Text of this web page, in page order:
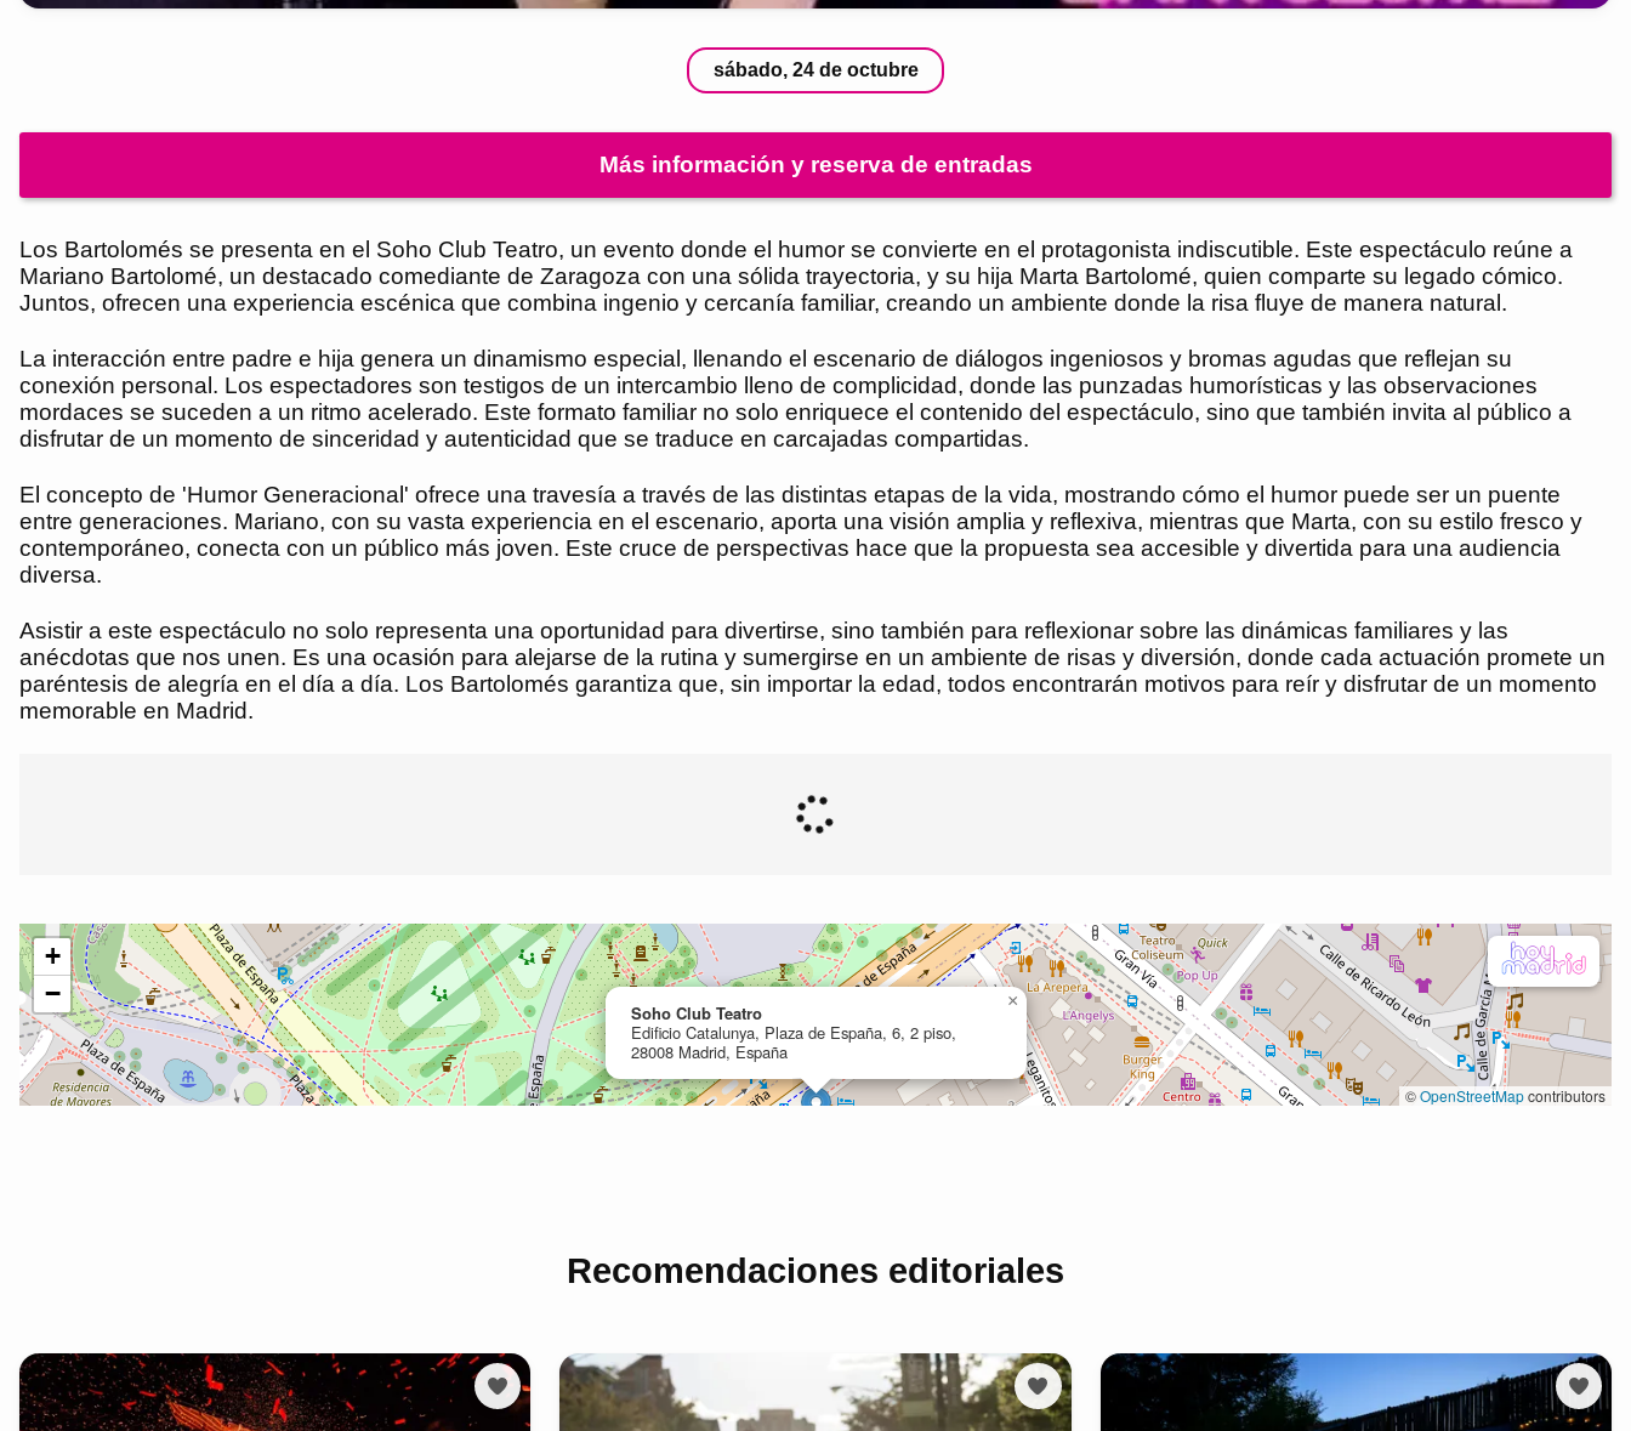
sábado, 24 de octubre
Más información y reserva de entradas
Los Bartolomés se presenta en el Soho Club Teatro, un evento donde el humor se convierte en el protagonista indiscutible. Este espectáculo reúne a
Mariano Bartolomé, un destacado comediante de Zaragoza con una sólida trayectoria, y su hija Marta Bartolomé, quien comparte su legado cómico.
Juntos, ofrecen una experiencia escénica que combina ingenio y cercanía familiar, creando un ambiente donde la risa fluye de manera natural.
La interacción entre padre e hija genera un dinamismo especial, llenando el escenario de diálogos ingeniosos y bromas agudas que reflejan su
conexión personal. Los espectadores son testigos de un intercambio lleno de complicidad, donde las punzadas humorísticas y las observaciones
mordaces se suceden a un ritmo acelerado. Este formato familiar no solo enriquece el contenido del espectáculo, sino que también invita al público a
disfrutar de un momento de sinceridad y autenticidad que se traduce en carcajadas compartidas.
El concepto de 'Humor Generacional' ofrece una travesía a través de las distintas etapas de la vida, mostrando cómo el humor puede ser un puente
entre generaciones. Mariano, con su vasta experiencia en el escenario, aporta una visión amplia y reflexiva, mientras que Marta, con su estilo fresco y
contemporáneo, conecta con un público más joven. Este cruce de perspectivas hace que la propuesta sea accesible y divertida para una audiencia
diversa.
Asistir a este espectáculo no solo representa una oportunidad para divertirse, sino también para reflexionar sobre las dinámicas familiares y las
anécdotas que nos unen. Es una ocasión para alejarse de la rutina y sumergirse en un ambiente de risas y diversión, donde cada actuación promete un
paréntesis de alegría en el día a día. Los Bartolomés garantiza que, sin importar la edad, todos encontrarán motivos para reír y disfrutar de un momento
memorable en Madrid.
Recomendaciones editoriales